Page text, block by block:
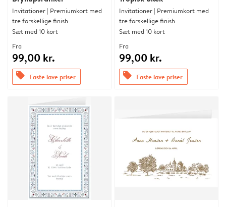
Invitationer | Premiumkort med
tre forskellige finish
Sæt med 10 kort
Fra
99,00 kr.
offers Faste lave priser
Invitationer | Premiumkort med
tre forskellige finish
Sæt med 10 kort
Fra
99,00 kr.
offers Faste lave priser